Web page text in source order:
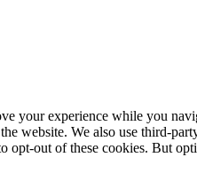
your experience while you
website. We also use third-
opt-out of these cookies. But